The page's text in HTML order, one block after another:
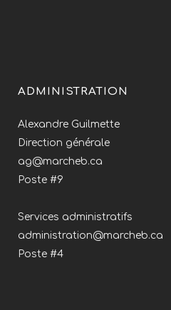
ADMINISTRATION
Alexandre Guilmette
Direction générale
ag@marcheb.ca
Poste #9
Services administratifs
administration@marcheb.ca
Poste #4